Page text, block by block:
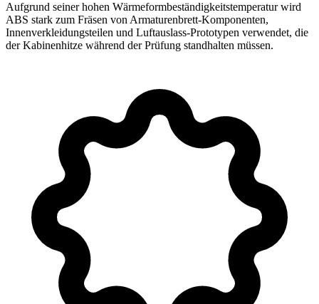
Aufgrund seiner hohen Wärmeformbeständigkeitstemperatur wird
ABS stark zum Fräsen von Armaturenbrett-Komponenten,
Innenverkleidungsteilen und Luftauslass-Prototypen verwendet, die
der Kabinenhitze während der Prüfung standhalten müssen.